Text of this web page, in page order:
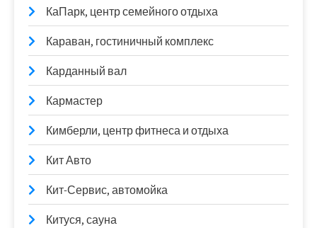
КаПарк, центр семейного отдыха
Караван, гостиничный комплекс
Карданный вал
Кармастер
Кимберли, центр фитнеса и отдыха
Кит Авто
Кит-Сервис, автомойка
Китуся, сауна